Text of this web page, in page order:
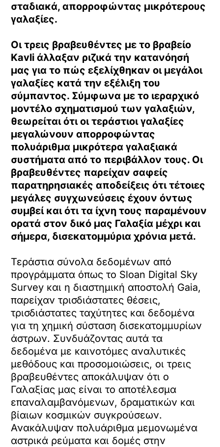
σταδιακά, απορροφώντας μικρότερους
γαλαξίες.
Οι τρεις βραβευθέντες με το βραβείο
Kavli άλλαξαν ριζικά την κατανόησή
μας για το πώς εξελίχθηκαν οι μεγάλοι
γαλαξίες κατά την εξέλιξη του
σύμπαντος. Σύμφωνα με το ιεραρχικό
μοντέλο σχηματισμού των γαλαξιών,
θεωρείται ότι οι τεράστιοι γαλαξίες
μεγαλώνουν απορροφώντας
πολυάριθμα μικρότερα γαλαξιακά
συστήματα από το περιβάλλον τους. Οι
βραβευθέντες παρείχαν σαφείς
παρατηρησιακές αποδείξεις ότι τέτοιες
μεγάλες συγχωνεύσεις έχουν όντως
συμβεί και ότι τα ίχνη τους παραμένουν
ορατά στον δικό μας Γαλαξία μέχρι και
σήμερα, δισεκατομμύρια χρόνια μετά.
Τεράστια σύνολα δεδομένων από
προγράμματα όπως το Sloan Digital Sky
Survey και η διαστημική αποστολή Gaia,
παρείχαν τρισδιάστατες θέσεις,
τρισδιάστατες ταχύτητες και δεδομένα
για τη χημική σύσταση δισεκατομμυρίων
άστρων. Συνδυάζοντας αυτά τα
δεδομένα με καινοτόμες αναλυτικές
μεθόδους και προσομοιώσεις, οι τρεις
βραβευθέντες αποκάλυψαν ότι ο
Γαλαξίας μας είναι το αποτέλεσμα
επαναλαμβανόμενων, δραματικών και
βίαιων κοσμικών συγκρούσεων.
Ανακάλυψαν πολυάριθμα μεμονωμένα
αστρικά ρεύματα και δομές στην